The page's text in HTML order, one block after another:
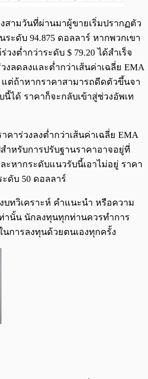
สามวันที่ผ่านมาผู้ขายเริ่มปรากฏตัว
ะดับ 94.875 ดอลลาร์ หากพวกเขา
งต่ำกว่าระดับ $ 79.20 ได้สำเร็จ
งลดลงและต่ำกว่าเส้นค่าเฉลี่ย EMA
แต่ถ้าหากราคาสามารถดีดตัวขึ้นจา
นี้ได้ ราคาก็จะกลับเข้าสู่ช่วงอัพเท
คาร่วงลงต่ำกว่าเส้นค่าเฉลี่ย EMA
ำหรับการปรับฐานราคาอาจอยู่ที่
ะหากระดับแนวรับนี้เอาไม่อยู่ ราคา
ะดับ 50 ดอลลาร์
บทวิเคราะห์ คำแนะนำ หรือความ
านั้น นักลงทุนทุกท่านควรทำการ
การลงทุนด้วยตนเองทุกครั้ง